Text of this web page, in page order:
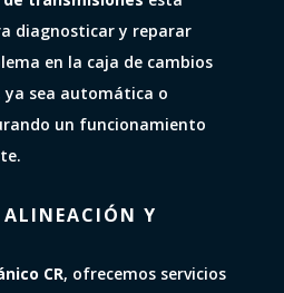
diagnosticar y reparar
en la caja de cambios
ya sea automática o
un funcionamiento
ALINEACIÓN Y
CR, ofrecemos servicios